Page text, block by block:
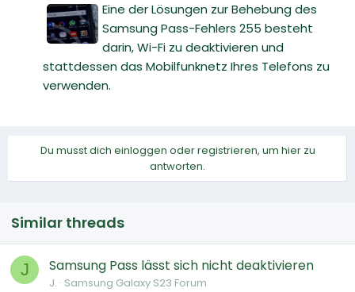
Eine der Lösungen zur Behebung des
Samsung Pass-Fehlers 255 besteht
darin, Wi-Fi zu deaktivieren und
stattdessen das Mobilfunknetz Ihres Telefons zu
verwenden.
Du musst dich einloggen oder registrieren, um hier zu
antworten.
Similar threads
J Samsung Pass lässt sich nicht deaktivieren
J. Samsung Galaxy S23 Forum